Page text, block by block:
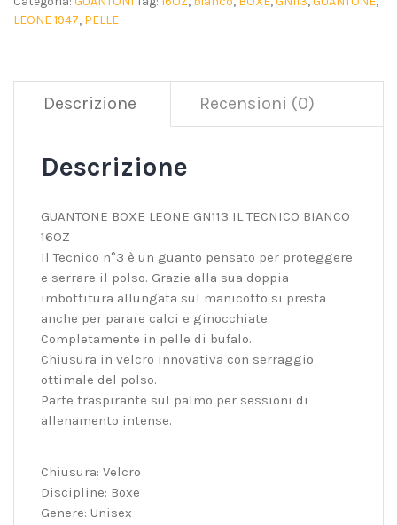
LEONE 1947, PELLE
Descrizione Recensioni (0)
Descrizione
GUANTONE BOXE LEONE GN113 IL TECNICO BIANCO
16OZ
Il Tecnico n°3 è un guanto pensato per proteggere
e serrare il polso. Grazie alla sua doppia
imbottitura allungata sul manicotto si presta
anche per parare calci e ginocchiate.
Completamente in pelle di bufalo.
Chiusura in velcro innovativa con serraggio
ottimale del polso.
Parte traspirante sul palmo per sessioni di
allenamento intense.
Chiusura: Velcro
Discipline: Boxe
Genere: Unisex